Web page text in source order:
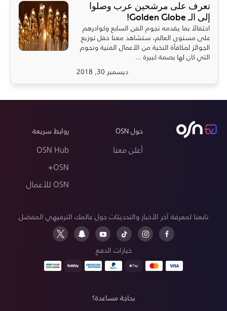
تعرف على مرشحين عرب وصلوا
إلى الـ Golden Globe!
احتفالاً بما يقدمه نجوم الفن السابع وكوادرهم
على مستوى العالم، ستشاهد معنا حفل توزيع
الجوائز لمكافأة النخبة من الأعمال الفنية ونجوم
التي كان لها بصمة كبيرة ...
ديسمبر 30, 2018
حول OSN
أعلن معنا
روابط سريعة
OSN Hub
OSN+
OSN للأعمال
تابعنا لمعرفة آخر الأخبار والتحديثات حول عالمك الترفيهي المفضل
خيارات الدفع
بحاجة مساعدة؟